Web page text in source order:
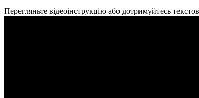
Перегляньте відеоінструкцію або дотримуйтесь текстов